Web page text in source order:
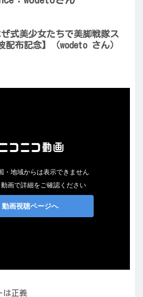
ぜ式美少女たちで美脚戦隊ス
配布記念】（wodeto さん）
は正義